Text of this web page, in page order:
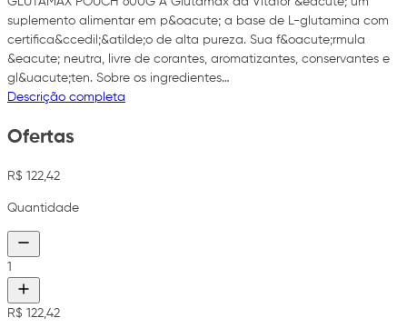
suplemento alimentar em p&oacute; a base de L-glutamina com
certifica&ccedil;&atilde;o de alta pureza. Sua f&oacute;rmula
&eacute; neutra, livre de corantes, aromatizantes, conservantes e
gl&uacute;ten. Sobre os ingredientes…
Descrição completa
Ofertas
R$ 122,42
Quantidade
1
R$ 122,42